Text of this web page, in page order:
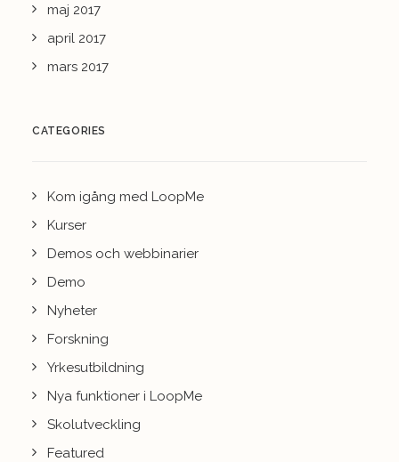
maj 2017
april 2017
mars 2017
CATEGORIES
Kom igång med LoopMe
Kurser
Demos och webbinarier
Demo
Nyheter
Forskning
Yrkesutbildning
Nya funktioner i LoopMe
Skolutveckling
Featured